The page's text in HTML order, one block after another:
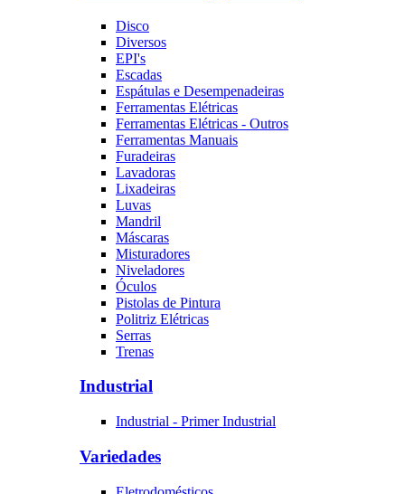
Disco
Diversos
EPI's
Escadas
Espátulas e Desempenadeiras
Ferramentas Elétricas
Ferramentas Elétricas - Outros
Ferramentas Manuais
Furadeiras
Lavadoras
Lixadeiras
Luvas
Mandril
Máscaras
Misturadores
Niveladores
Óculos
Pistolas de Pintura
Politriz Elétricas
Serras
Trenas
Industrial
Industrial - Primer Industrial
Variedades